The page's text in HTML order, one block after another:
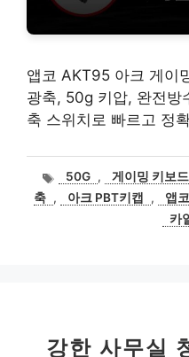
앱코 AKT95 아크 게이
광축, 50g 키압, 완전방
축 스위치로 빠르고 정
태
그
50G , 게이밍 키보드
축 , 아크 PBT키캡 , 앱
카
강한 사무실